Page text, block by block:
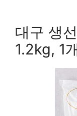
대구 생
1.2kg, 1